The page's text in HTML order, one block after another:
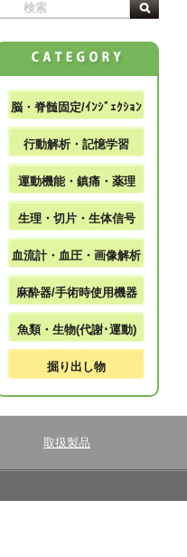
脳・脊髄固定/ｲﾝｼﾞｪｸｼｮﾝ
行動解析・記憶学習
運動機能・鎮痛・薬理
生理・切片・生体信号
血流計・血圧・画像解析
麻酔器/手術時使用機器
魚類・生物(代謝･運動)
掘り出し物
取扱製品